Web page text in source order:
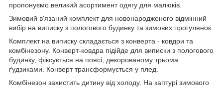
пропонуємо великий асортимент одягу для малюків.
Зимовий в'язаний комплект для новонародженого відмінний
вибір на виписку з пологового будинку та зимових прогулянок.
Комплект на виписку складається з конверта - ковдри та
комбінезону. Конверт-ковдра підійде для виписки з пологового
будинку, фіксується на поясі, декорованому трьома
ґудзиками. Конверт трансформується у плед.
Комбінезон захистить дитину від холоду. На каптурі зимового